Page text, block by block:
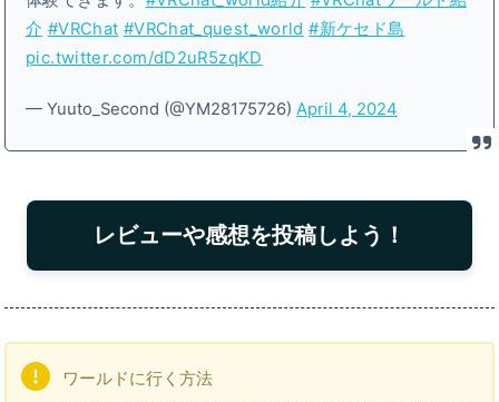
介 #VRChat #VRChat_quest_world #新ケセド島
pic.twitter.com/dD2uR5zqKD
— Yuuto_Second (@YM28175726)April 4, 2024
レビューや感想を投稿しよう！
ワールドに行く方法